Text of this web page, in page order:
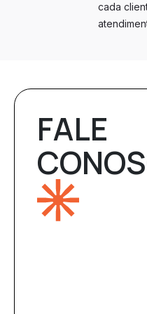
cada
FALE